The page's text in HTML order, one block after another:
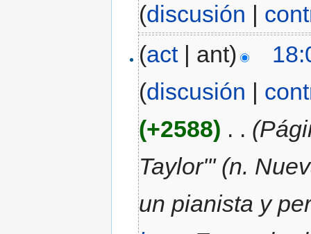
(discusión |
(act| ant)
(discusión |
(+2588) . .
Taylor''' (n.
un pianista y